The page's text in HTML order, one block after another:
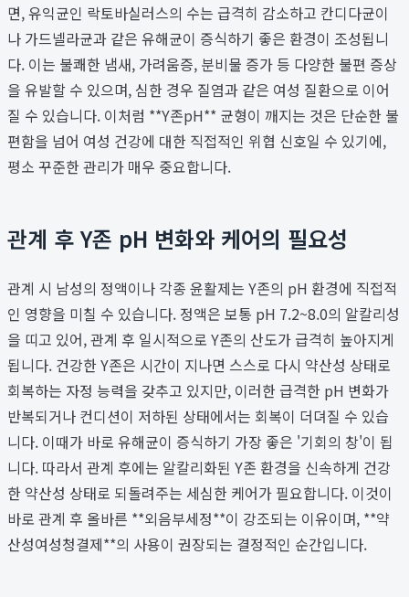
면, 유익균인 락토바실러스의 수는 급격히 감소하고 칸디다균이
나 가드넬라균과 같은 유해균이 증식하기 좋은 환경이 조성됩니
다. 이는 불쾌한 냄새, 가려움증, 분비물 증가 등 다양한 불편 증상
을 유발할 수 있으며, 심한 경우 질염과 같은 여성 질환으로 이어
질 수 있습니다. 이처럼 **Y존pH** 균형이 깨지는 것은 단순한 불
편함을 넘어 여성 건강에 대한 직접적인 위협 신호일 수 있기에,
평소 꾸준한 관리가 매우 중요합니다.
관계 후 Y존 pH 변화와 케어의 필요성
관계 시 남성의 정액이나 각종 윤활제는 Y존의 pH 환경에 직접적
인 영향을 미칠 수 있습니다. 정액은 보통 pH 7.2~8.0의 알칼리성
을 띠고 있어, 관계 후 일시적으로 Y존의 산도가 급격히 높아지게
됩니다. 건강한 Y존은 시간이 지나면 스스로 다시 약산성 상태로
회복하는 자정 능력을 갖추고 있지만, 이러한 급격한 pH 변화가
반복되거나 컨디션이 저하된 상태에서는 회복이 더뎌질 수 있습
니다. 이때가 바로 유해균이 증식하기 가장 좋은 '기회의 창'이 됩
니다. 따라서 관계 후에는 알칼리화된 Y존 환경을 신속하게 건강
한 약산성 상태로 되돌려주는 세심한 케어가 필요합니다. 이것이
바로 관계 후 올바른 **외음부세정**이 강조되는 이유이며, **약
산성여성청결제**의 사용이 권장되는 결정적인 순간입니다.